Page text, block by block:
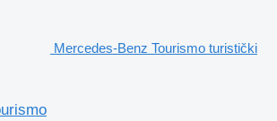
Mercedes-Benz Tourismo turistički